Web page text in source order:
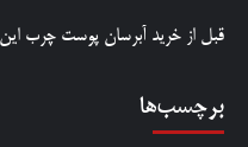
قبل از خرید آبرسان پوست چرب این
برچسب‌ها